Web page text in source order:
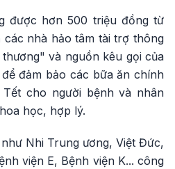
được hơn 500 triệu đồng từ
nhà hảo tâm tài trợ thông
và nguồn kêu gọi của
đảm bảo các bữa ăn chính
cho người bệnh và nhân
học, hợp lý.
Nhi Trung ương, Việt Đức,
viện E, Bệnh viện K... công